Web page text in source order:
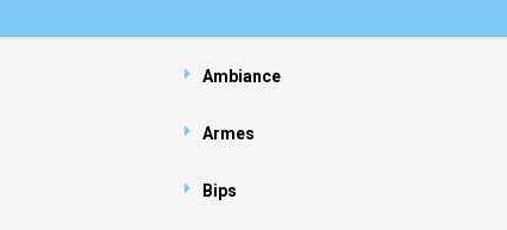
Ambiance
Armes
Bips